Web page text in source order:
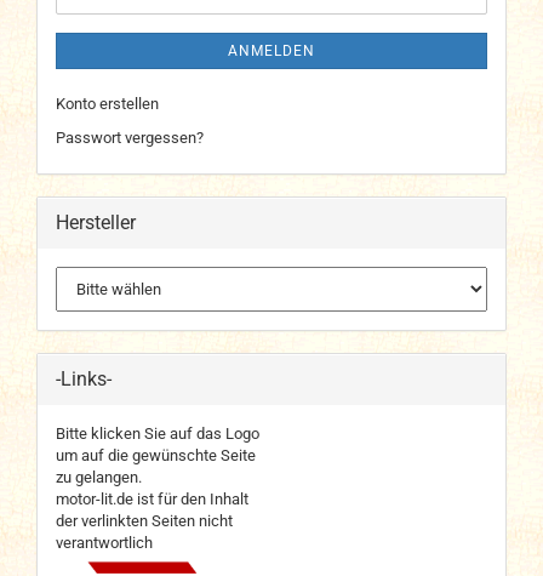
ANMELDEN
Konto erstellen
Passwort vergessen?
Hersteller
-Links-
Bitte klicken Sie auf das Logo
um auf die gewünschte Seite
zu gelangen.
motor-lit.de ist für den Inhalt
der verlinkten Seiten nicht
verantwortlich